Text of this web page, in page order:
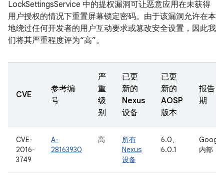
LockSettingsService 中的提权漏洞可让恶意应用在未获得
用户授权的情况下重置屏幕锁定密码。由于该漏洞允许在本
地绕过任何开发者的用户互动要求或篡改安全设置，因此我
们将其严重程度评为“高”。
CVE
参考编
号
严
重
级
别
已更
新的
Nexus
设备
已更
新的
AOSP
版本
报告日
期
CVE-
2016-
3749
A-
28163930
高
所有
Nexus
设备
6.0、
6.0.1
Google
内部